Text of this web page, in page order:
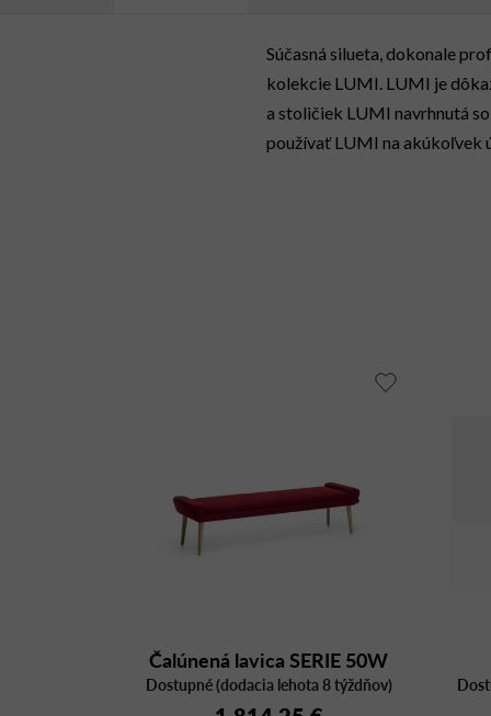
Súčasná silueta, dokonale
kolekcie LUMI. LUMI je
a stoličiek LUMI navrhnutá
používať LUMI na akúkoľvek
Čalúnená lavica SERIE 50W
8726 A
Dostupné (dodacia lehota 8 týždňov)